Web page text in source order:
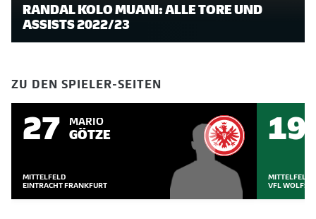
RANDAL KOLO MUANI: ALLE TORE UND
ASSISTS 2022/23
ZU DEN SPIELER-SEITEN
27 MARIO
GÖTZE
MITTELFELD
EINTRACHT FRANKFURT
19
MITTELFELD
VFL